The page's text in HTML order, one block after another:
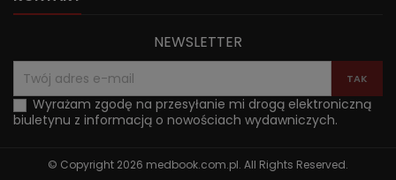
NEWSLETTER
Wyrażam zgodę na przesyłanie mi drogą elektroniczną
biuletynu z informacją o nowościach wydawniczych.
© Copyright 2026 medbook.com.pl. All Rights Reserved.